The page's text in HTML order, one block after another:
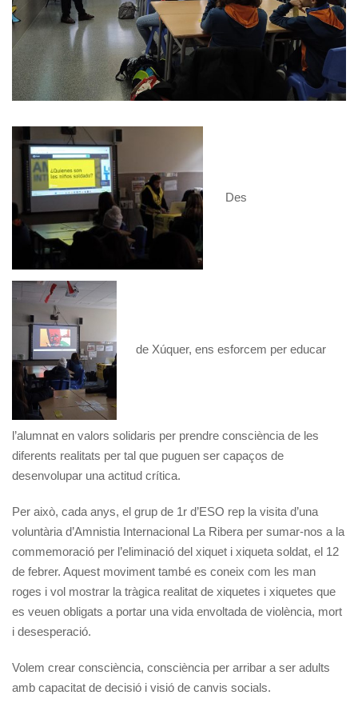
Des
de Xúquer, ens esforcem per educar
l’alumnat en valors solidaris per prendre consciència de les
diferents realitats per tal que puguen ser capaços de
desenvolupar una actitud crítica.
Per això, cada anys, el grup de 1r d’ESO rep la visita d’una
voluntària d’Amnistia Internacional La Ribera per sumar-nos a la
commemoració per l’eliminació del xiquet i xiqueta soldat, el 12
de febrer. Aquest moviment també es coneix com les man
roges i vol mostrar la tràgica realitat de xiquetes i xiquetes que
es veuen obligats a portar una vida envoltada de violència, mort
i desesperació.
Volem crear consciència, consciència per arribar a ser adults
amb capacitat de decisió i visió de canvis socials.